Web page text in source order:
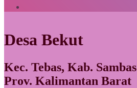
Desa Bekut
Kec. Tebas, Kab. Sambas
Prov. Kalimantan Barat